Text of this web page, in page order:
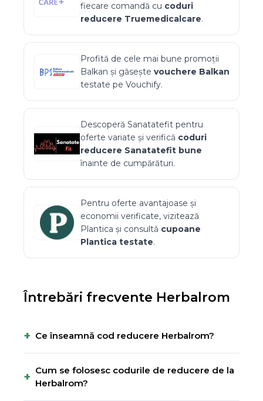
fiecare comandă cu coduri
reducere Truemedicalcare.
Profită de cele mai bune promoții
Balkan și găsește vouchere Balkan
testate pe Vouchify.
Descoperă Sanatatefit pentru
oferte variate și verifică coduri
reducere Sanatatefit bune
înainte de cumpărături.
Pentru oferte avantajoase și
economii verificate, vizitează
Plantica și consultă cupoane
Plantica testate.
Întrebări frecvente Herbalrom
+ Ce înseamnă cod reducere Herbalrom?
+ Cum se folosesc codurile de reducere de la
Herbalrom?